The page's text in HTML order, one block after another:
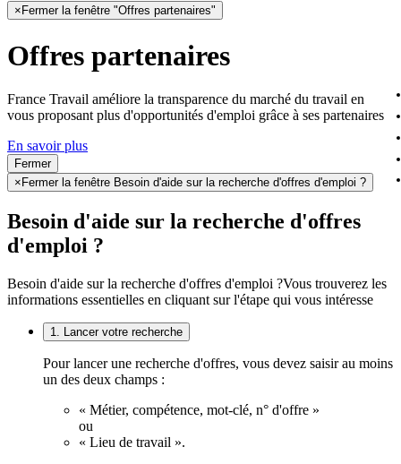
× Fermer la fenêtre "Offres partenaires"
Offres partenaires
France Travail améliore la transparence du marché du travail en
vous proposant plus d'opportunités d'emploi grâce à ses partenaires
En savoir plus
Fermer
× Fermer la fenêtre Besoin d'aide sur la recherche d'offres d'emploi ?
Besoin d'aide sur la recherche d'offres
d'emploi ?
Besoin d'aide sur la recherche d'offres d'emploi ?Vous trouverez les
informations essentielles en cliquant sur l'étape qui vous intéresse
1. Lancer votre recherche
Pour lancer une recherche d'offres, vous devez saisir au moins
un des deux champs :
« Métier, compétence, mot-clé, n° d'offre »
ou
« Lieu de travail ».